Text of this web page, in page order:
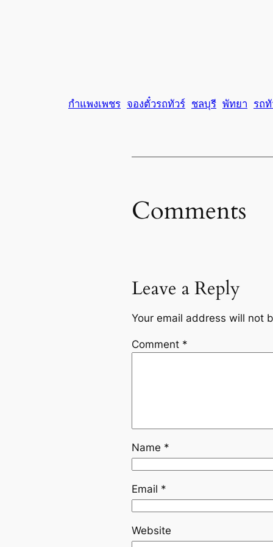
กำแพงเพชร จองตั๋วรถทัวร์ ชลบุรี พัทยา รถ
Comments
Leave a Reply
Your email address will not
Comment *
Name *
Email *
Website